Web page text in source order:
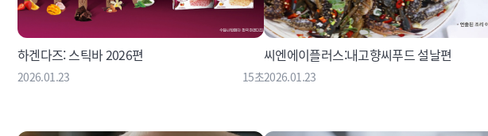
하겐다즈: 스틱바 2026편
2026.01.23 15초
씨엔에이플러스:내고향씨푸드 설날편
2026.01.23